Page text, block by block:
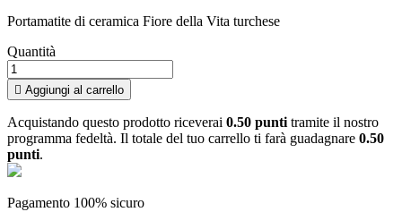
Portamatite di ceramica Fiore della Vita turchese
Quantità
 Aggiungi al carrello
Acquistando questo prodotto riceverai 0.50 puntitramite il nostro
programma fedeltà. Il totale del tuo carrello ti farà guadagnare 0.50
punti.
Pagamento 100% sicuro